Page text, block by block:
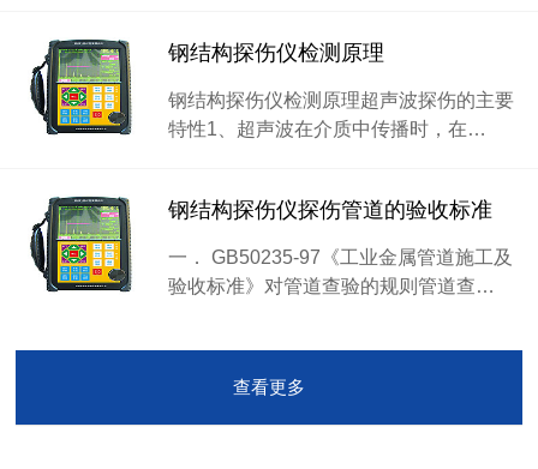
钢结构探伤仪检测原理
钢结构探伤仪检测原理超声波探伤的主要
特性1、超声波在介质中传播时，在…
钢结构探伤仪探伤管道的验收标准
一． GB50235-97《工业金属管道施工及
验收标准》对管道查验的规则管道查…
查看更多